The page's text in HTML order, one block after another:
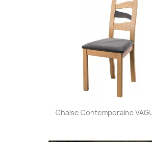
Chaise Contemporaine